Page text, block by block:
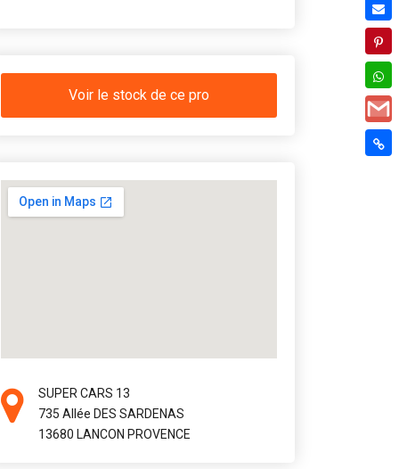
Voir le stock de ce pro
SUPER CARS 13
735 Allée DES SARDENAS
13680 LANCON PROVENCE